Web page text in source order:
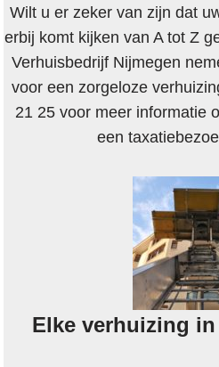
Wilt u er zeker van zijn dat
erbij komt kijken van A tot Z
Verhuisbedrijf Nijmegen
voor een zorgeloze
21 25 voor meer informatie
een
Elke verhuizing